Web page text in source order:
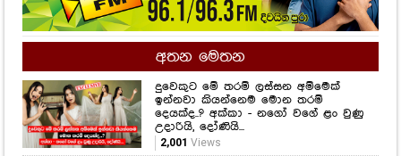
අතන මෙතන
දුවෙකුට මේ තරම් ලස්සන අම්මෙක්
ඉන්නවා කියන්නෙම මොන තරම්
දෙයක්ද..? අක්කා - නගෝ වගේ ළං වුණු
උදාරියි, දෝණියි...
2,001 Views